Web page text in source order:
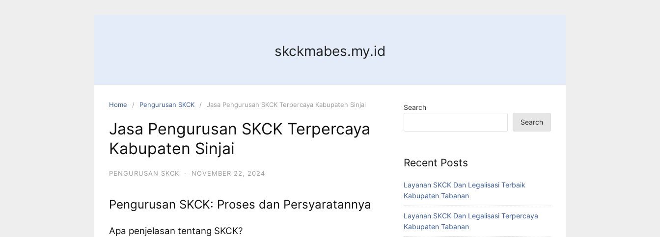
skckmabes.my.id
Home Pengurusan SKCK Jasa Pengurusan SKCK Terpercaya Kabupaten Sinjai
Jasa Pengurusan SKCK Terpercaya
Kabupaten Sinjai
PENGURUSAN SKCK · NOVEMBER 22, 2024
Pengurusan SKCK: Proses dan Persyaratannya
Apa penjelasan tentang SKCK?
Search
Search
Recent Posts
Layanan SKCK Dan Legalisasi Terbaik
Kabupaten Tabanan
Layanan SKCK Dan Legalisasi Terpercaya
Kabupaten Tabanan